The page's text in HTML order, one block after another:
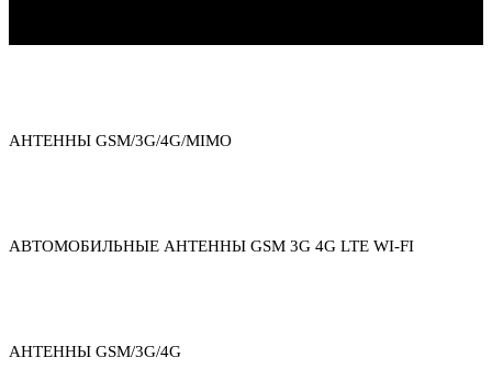
АНТЕННЫ GSM/3G/4G/MIMO
АВТОМОБИЛЬНЫЕ АНТЕННЫ GSM 3G 4G LTE WI-FI
АНТЕННЫ GSM/3G/4G